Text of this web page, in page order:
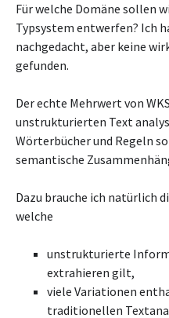
Für welche Domäne sollen
Typsystem entwerfen? Ich
nachgedacht, aber keine
gefunden.
Der echte Mehrwert von
unstrukturierten Text
Wörterbücher und Regeln
semantische
Dazu brauche ich natürlich
welche
unstrukturierte
extrahieren gilt,
viele Variationen
traditionellen